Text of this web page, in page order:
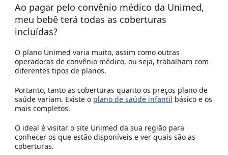
Ao pagar pelo convênio médico da Unimed,
meu bebê terá todas as coberturas
incluídas?
O plano Unimed varia muito, assim como outras
operadoras de convênio médico, ou seja, trabalham com
diferentes tipos de planos.
Portanto, tanto as coberturas quanto os preços plano de
saúde variam. Existe o plano de saúde infantil básico e os
mais completos.
O ideal é visitar o site Unimed da sua região para
conhecer os que estão disponíveis e ver quais são as
coberturas.